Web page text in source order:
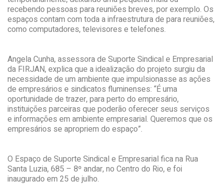
recebendo pessoas para reuniões breves, por exemplo. Os
espaços contam com toda a infraestrutura de para reuniões,
como computadores, televisores e telefones.
Angela Cunha, assessora de Suporte Sindical e Empresarial
da FIRJAN, explica que a idealização do projeto surgiu da
necessidade de um ambiente que impulsionasse as ações
de empresários e sindicatos fluminenses: “É uma
oportunidade de trazer, para perto do empresário,
instituições parceiras que poderão oferecer seus serviços
e informações em ambiente empresarial. Queremos que os
empresários se apropriem do espaço”.
O Espaço de Suporte Sindical e Empresarial fica na Rua
Santa Luzia, 685 – 8º andar, no Centro do Rio, e foi
inaugurado em 25 de julho.